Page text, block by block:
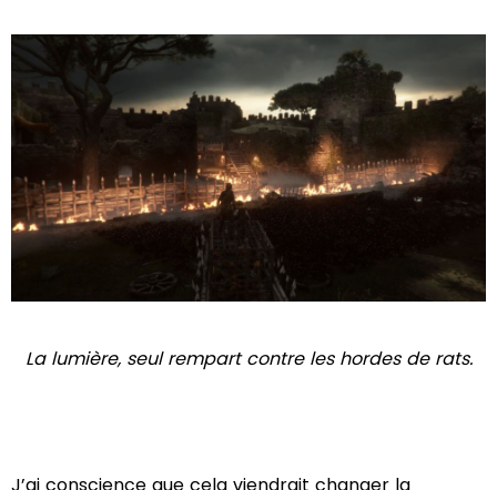
La lumière, seul rempart contre les hordes de rats.